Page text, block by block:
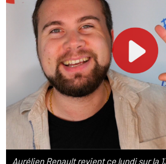
Aurélien Renault revient ce lundi sur la